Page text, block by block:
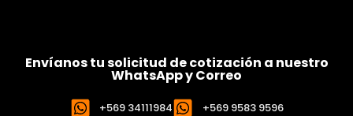
Envíanos tu solicitud de cotización a nuestro
WhatsApp y Correo
+569 34111984 +569 9583 9596